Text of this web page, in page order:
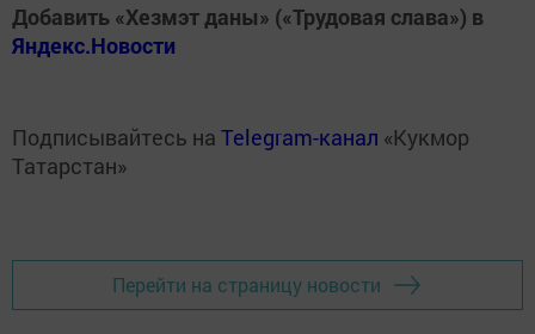
Добавить «Хезмэт даны» («Трудовая слава») в
Яндекс.Новости
Подписывайтесь на Telegram-канал «Кукмор
Татарстан»
Перейти на страницу новости